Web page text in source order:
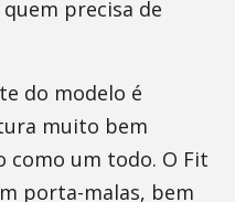
precisa de
do modelo é
muito bem
como um todo. O Fit
porta-malas, bem